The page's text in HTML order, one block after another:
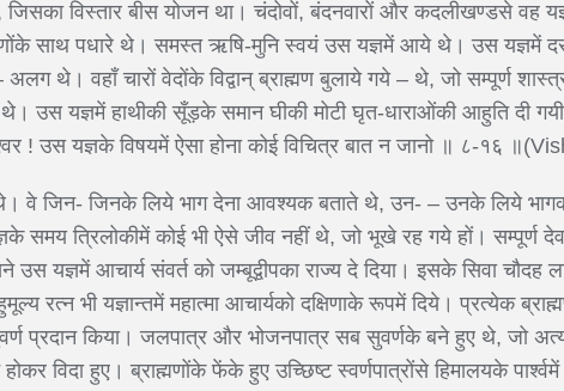
जिसका विस्तार बीस योजन था। चंदोवों, बंदनवारों और कदलीखण्डसे वह
साथ पधारे थे। समस्त ऋषि-मुनि स्वयं उस यज्ञमें आये थे। उस यज्ञमें दस
थे। वहाँ चारों वेदोंके विद्वान् ब्राह्मण बुलाये गये – थे, जो सम्पूर्ण
उस यज्ञमें हाथीकी सूँड़के समान घीकी मोटी घृत-धाराओंकी आहुति दी
! उस यज्ञके विषयमें ऐसा होना कोई विचित्र बात न जानो ॥ ८-१६
वे जिन- जिनके लिये भाग देना आवश्यक बताते थे, उन- – उनके लिये
त्रिलोकीमें कोई भी ऐसे जीव नहीं थे, जो भूखे रह गये हों। सम्पूर्ण
उस यज्ञमें आचार्य संवर्त को जम्बूद्वीपका राज्य दे दिया। इसके सिवा चौदह
रत्न भी यज्ञान्तमें महात्मा आचार्यको दक्षिणाके रूपमें दिये। प्रत्येक
प्रदान किया। जलपात्र और भोजनपात्र सब सुवर्णके बने हुए थे, जो
विदा हुए। ब्राह्मणोंके फेंके हुए उच्छिष्ट स्वर्णपात्रोंसे हिमालयके